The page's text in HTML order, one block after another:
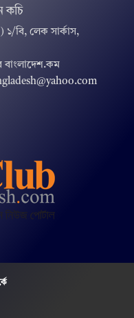
কচি
১/বি, লেক সার্কাস,
বাংলাদেশ.কম